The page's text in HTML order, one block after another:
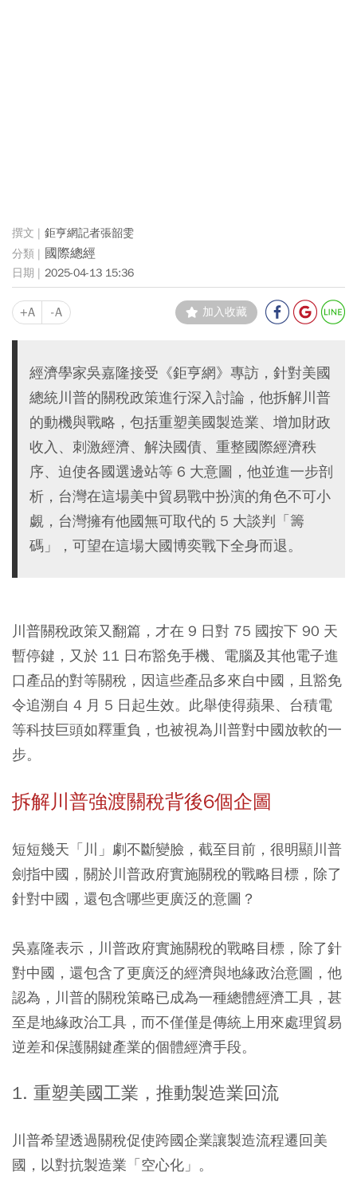
鉅亨網記者張韶雯
國際總經
2025-04-13 15:36
+A -A 加入收藏
經濟學家吳嘉隆接受《鉅亨網》專訪，針對美國
總統川普的關稅政策進行深入討論，他拆解川普
的動機與戰略，包括重塑美國製造業、增加財政
收入、刺激經濟、解決國債、重整國際經濟秩
序、迫使各國選邊站等 6 大意圖，他並進一步剖
析，台灣在這場美中貿易戰中扮演的角色不可小
覷，台灣擁有他國無可取代的 5 大談判「籌
碼」，可望在這場大國博奕戰下全身而退。
川普關稅政策又翻篇，才在 9 日對 75 國按下 90 天
暫停鍵，又於 11 日布豁免手機、電腦及其他電子進
口產品的對等關稅，因這些產品多來自中國，且豁免
令追溯自 4 月 5 日起生效。此舉使得蘋果、台積電
等科技巨頭如釋重負，也被視為川普對中國放軟的一
步。
拆解川普強渡關稅背後6個企圖
短短幾天「川」劇不斷變臉，截至目前，很明顯川普
劍指中國，關於川普政府實施關稅的戰略目標，除了
針對中國，還包含哪些更廣泛的意圖？
吳嘉隆表示，川普政府實施關稅的戰略目標，除了針
對中國，還包含了更廣泛的經濟與地緣政治意圖，他
認為，川普的關稅策略已成為一種總體經濟工具，甚
至是地緣政治工具，而不僅僅是傳統上用來處理貿易
逆差和保護關鍵產業的個體經濟手段。
1. 重塑美國工業，推動製造業回流
川普希望透過關稅促使跨國企業讓製造流程遷回美
國，以對抗製造業「空心化」。